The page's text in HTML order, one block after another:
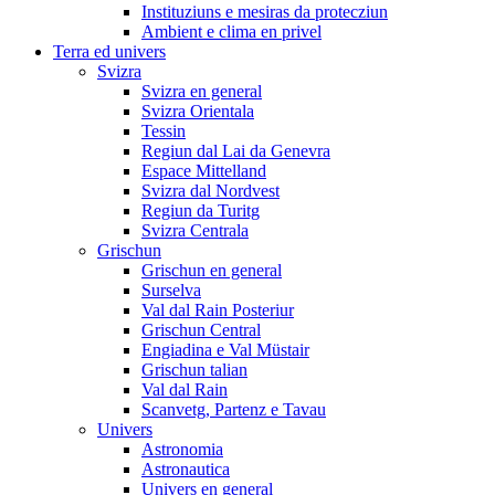
Instituziuns e mesiras da protecziun
Ambient e clima en privel
Terra ed univers
Svizra
Svizra en general
Svizra Orientala
Tessin
Regiun dal Lai da Genevra
Espace Mittelland
Svizra dal Nordvest
Regiun da Turitg
Svizra Centrala
Grischun
Grischun en general
Surselva
Val dal Rain Posteriur
Grischun Central
Engiadina e Val Müstair
Grischun talian
Val dal Rain
Scanvetg, Partenz e Tavau
Univers
Astronomia
Astronautica
Univers en general